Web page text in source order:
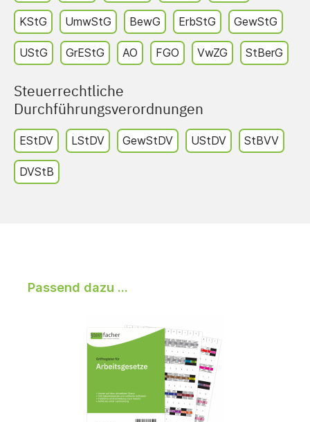
KStG UmwStG BewG ErbStG GewStG
UStG GrEStG AO FGO VwZG StBerG
Steuerrechtliche
Durchführungsverordnungen
EStDV LStDV GewStDV UStDV StBVV
DVStB
Passend dazu ...